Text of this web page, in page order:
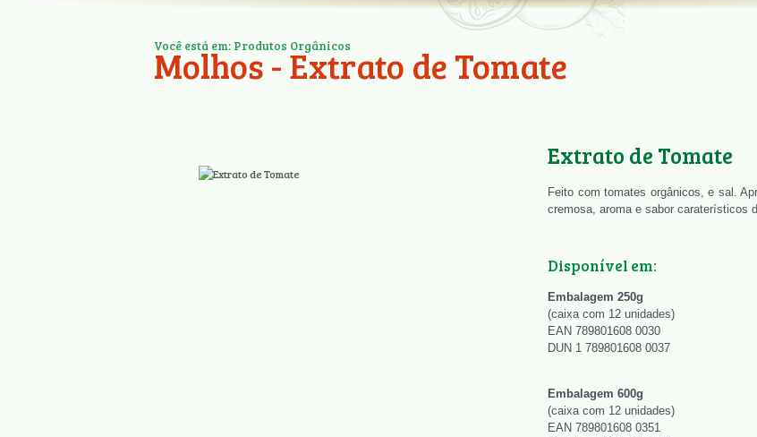
Você está em: Produtos Orgânicos
Molhos - Extrato de Tomate
Extrato de Tomate
Feito com tomates orgânicos, e sal.
cremosa, aroma e sabor caraterísticos
Disponível em:
Embalagem 250g
(caixa com 12 unidades)
EAN 789801608 0030
DUN 1 789801608 0037
Embalagem 600g
(caixa com 12 unidades)
EAN 789801608 0351